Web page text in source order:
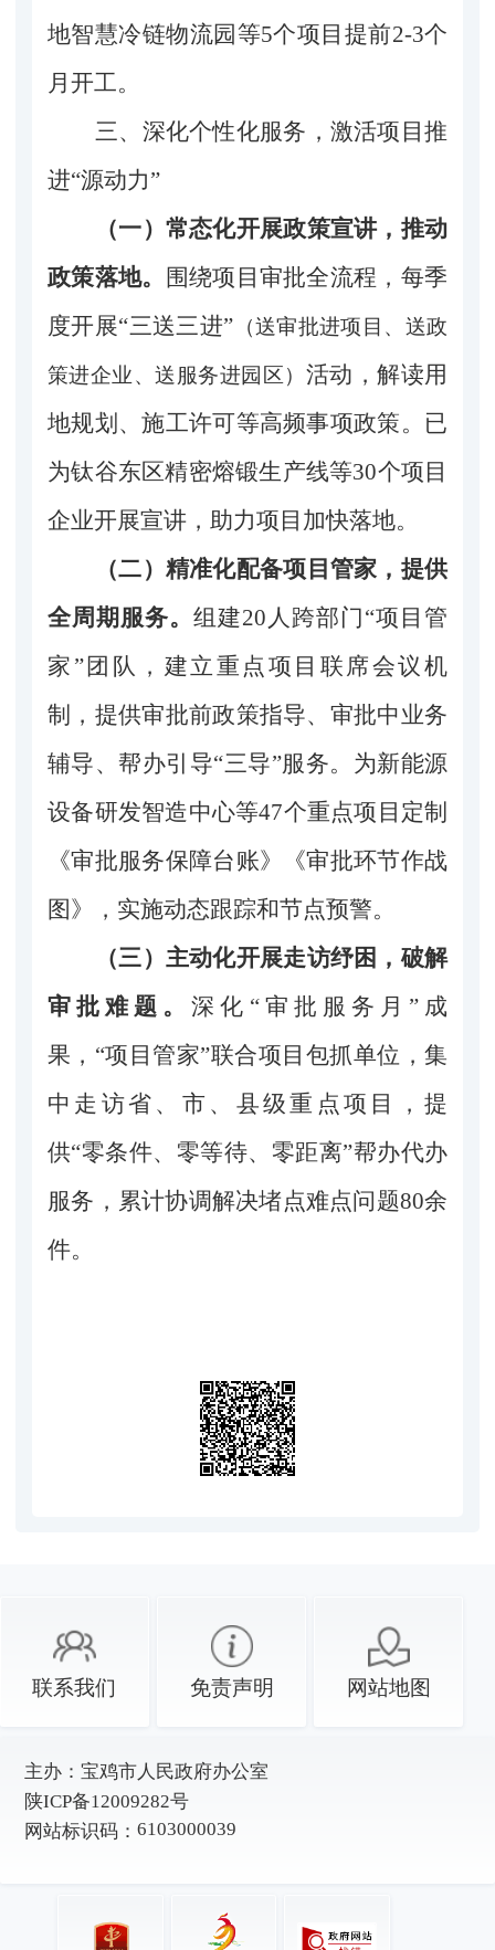
地智慧冷链物流园等5个项目提前2-3个
月开工。
三、深化个性化服务，激活项目推
进“源动力”
（一）常态化开展政策宣讲，推动
政策落地。
围绕项目审批全流程，每季
度开展“三送三进” （送审批进项目、送政
策进企业、送服务进园区 ） 活动，解读用
地规划、施工许可等高频事项政策。已
为钛谷东区精密熔锻生产线等30个项目
企业开展宣讲，助力项目加快落地。
（二）精准化配备项目管家，提供
全周期服务。 组建20人跨部门“项目管
家”团队，建立重点项目联席会议机
制，提供审批前政策指导、审批中业务
辅导、帮办引导“三导”服务。为新能源
设备研发智造中心等47个重点项目定制
《审批服务保障台账》《审批环节作战
图》，实施动态跟踪和节点预警。
（三）主动化开展走访纾困，破解
审批难题。深化“审批服务月”成
果，“项目管家”联合项目包抓单位， 集
中走访省、市、县级重点项目， 提
供“零条件、零等待、零距离”帮办代办
服务，累计协调解决堵点难点问题80余
件。
联系我们 免责声明 网站地图
主办： 宝鸡市人民政府办公室
陕ICP备12009282号
网站标识码： 6103000039